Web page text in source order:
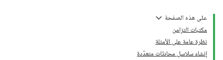
على هذه الصفحة
مكتبات التزامن
نظرة عامة على الأمثلة
إنشاء سلاسل محادثات متعدّدة